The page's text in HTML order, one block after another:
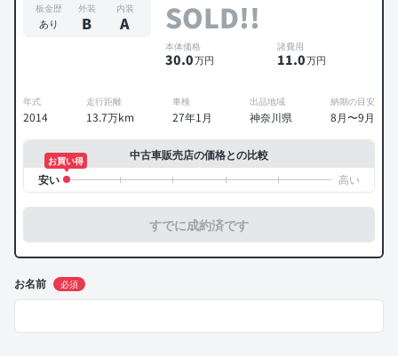
板金歴
あり
外装
B
内装
A SOLD!!
本体価格
30.0万円
諸費用
11.0万円
年式
2014
走行距離
13.7万km
車検
27年1月
出品地域
神奈川県
納期の目安
8月〜9月
中古車販売店の価格との比較
お買い得
すでに成約済です
お名前 必須